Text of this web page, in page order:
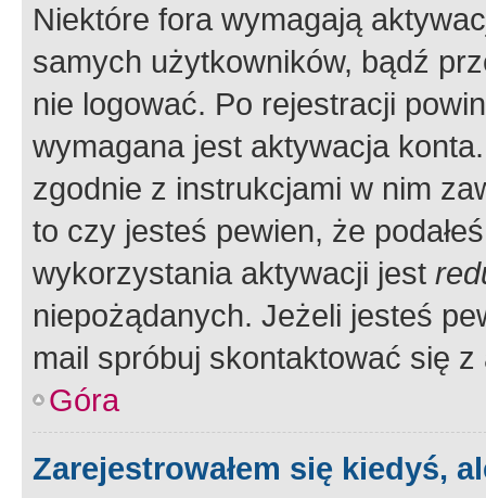
Niektóre fora wymagają
samych użytkowników, bądź
nie logować. Po rejestracji
wymagana jest aktywacja
zgodnie z instrukcjami w nim
to czy jesteś pewien, że
wykorzystania aktywacji jest
niepożądanych. Jeżeli jesteś
mail spróbuj skontaktować się
Góra
Zarejestrowałem się kiedyś,